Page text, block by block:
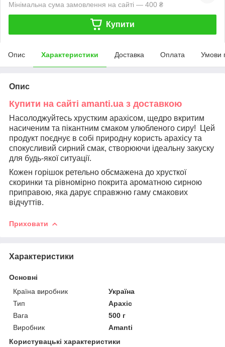
Мінімальна сума замовлення на сайті — 400 ₴
Купити
Опис Характеристики Доставка Оплата Умови
Опис
Купити на сайті amanti.ua з доставкою
Насолоджуйтесь хрустким арахісом, щедро вкритим
насиченим та пікантним смаком улюбленого сиру! Цей
продукт поєднує в собі природну користь арахісу та
спокусливий сирний смак, створюючи ідеальну закуску
для будь-якої ситуації.
Кожен горішок ретельно обсмажена до хрусткої
скоринки та рівномірно покрита ароматною сирною
приправою, яка дарує справжню гаму смакових
відчуттів.
Приховати
Характеристики
Основні
Країна виробник
Україна
Тип
Арахіс
Вага
500 г
Виробник
Amanti
Користувацькі характеристики